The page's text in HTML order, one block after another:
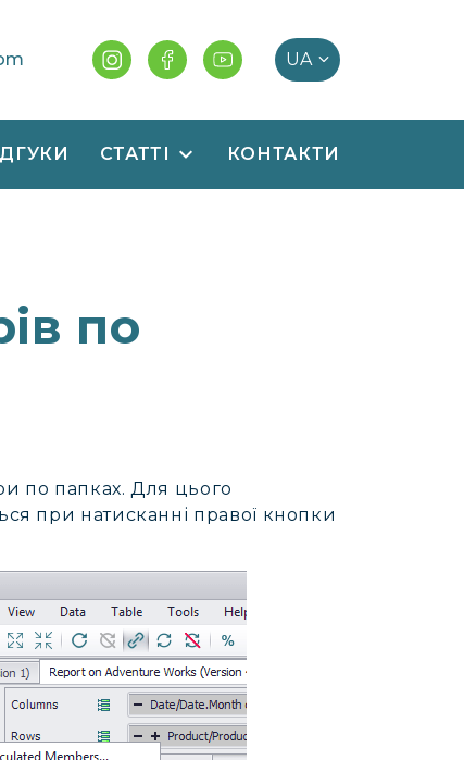
СТАТТІ КОНТАКТИ
по
по папках. Для цього
при натисканні правої кнопки